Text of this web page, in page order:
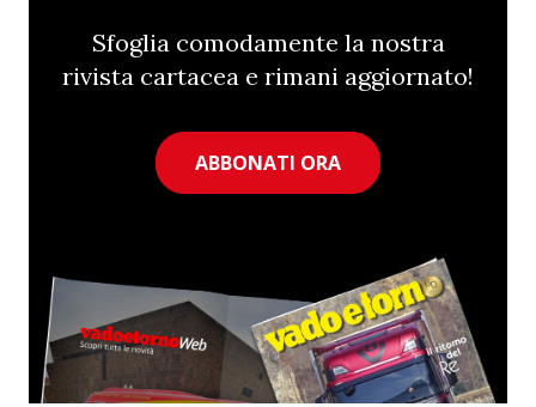
Sfoglia comodamente la nostra
rivista cartacea e rimani aggiornato!
ABBONATI ORA